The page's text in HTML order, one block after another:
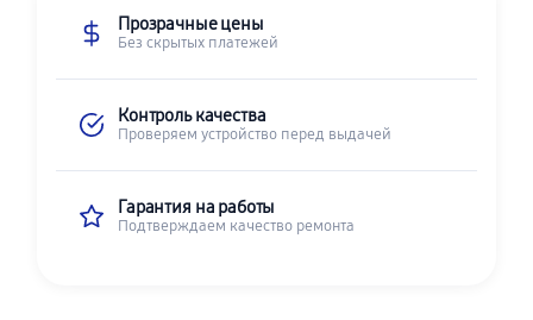
Прозрачные цены
Без скрытых платежей
Контроль качества
Проверяем устройство перед выдачей
Гарантия на работы
Подтверждаем качество ремонта